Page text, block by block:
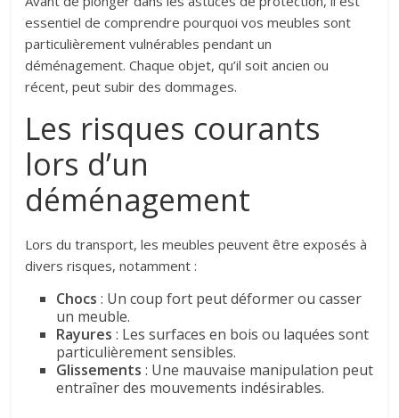
essentiel de comprendre pourquoi vos meubles sont
particulièrement vulnérables pendant un
déménagement. Chaque objet, qu’il soit ancien ou
récent, peut subir des dommages.
Les risques courants
lors d’un
déménagement
Lors du transport, les meubles peuvent être exposés à
divers risques, notamment :
Chocs : Un coup fort peut déformer ou casser
un meuble.
Rayures : Les surfaces en bois ou laquées sont
particulièrement sensibles.
Glissements : Une mauvaise manipulation peut
entraîner des mouvements indésirables.